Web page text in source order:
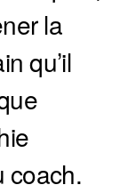
la
qu’il
coach.